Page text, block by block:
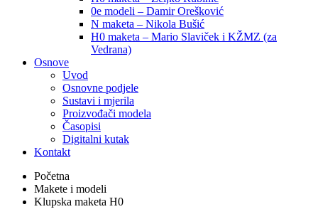
0e modeli – Damir Orešković
N maketa – Nikola Bušić
H0 maketa – Mario Slaviček i KŽMZ (za
Vedrana)
Osnove
Uvod
Osnovne podjele
Sustavi i mjerila
Proizvođači modela
Časopisi
Digitalni kutak
Kontakt
Početna
Makete i modeli
Klupska maketa H0